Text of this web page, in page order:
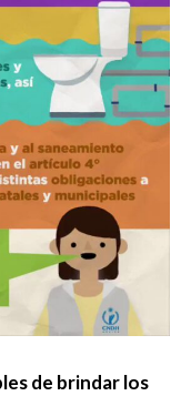
de brindar los